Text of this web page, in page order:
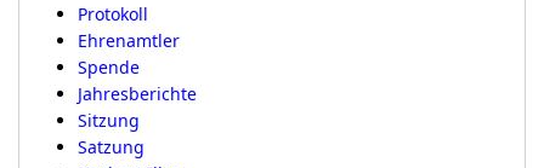
Protokoll
Ehrenamtler
Spende
Jahresberichte
Sitzung
Satzung